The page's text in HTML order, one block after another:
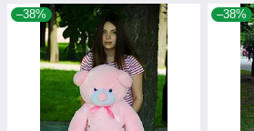
–38% –38%